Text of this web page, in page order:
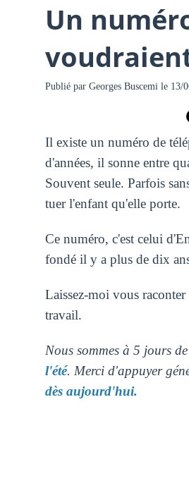
Un
Publié par Georges Buscemi le 13/
Il existe un numéro de
d'années, il sonne entre
Souvent seule. Parfois
tuer l'enfant qu'elle porte.
Ce numéro, c'est celui
fondé il y a plus de dix
Laissez-moi vous raconter
travail.
Nous sommes à 5 jours
l'été. Merci d'appuyer
dès aujourd'hui.